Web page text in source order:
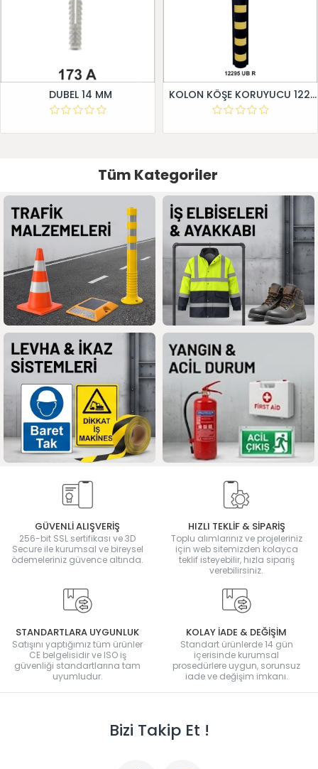
DUBEL 14 MM KOLON KÖŞE KORUYUCU 12295 UB R
Tüm Kategoriler
GÜVENLİ ALIŞVERİŞ
256-bit SSL sertifikası ve 3D
Secure ile kurumsal ve bireysel
ödemeleriniz güvence altında.
HIZLI TEKLİF & SİPARİŞ
Toplu alımlarınız ve projeleriniz
için web sitemizden kolayca
teklif isteyebilir, hızla sipariş
verebilirsiniz.
STANDARTLARA UYGUNLUK
Satışını yaptığımız tüm ürünler
CE belgelisidir ve ISO iş
güvenliği standartlarına tam
uyumludur.
KOLAY İADE & DEĞİŞİM
Standart ürünlerde 14 gün
içerisinde kurumsal
prosedürlere uygun, sorunsuz
iade ve değişim imkanı.
Bizi Takip Et !